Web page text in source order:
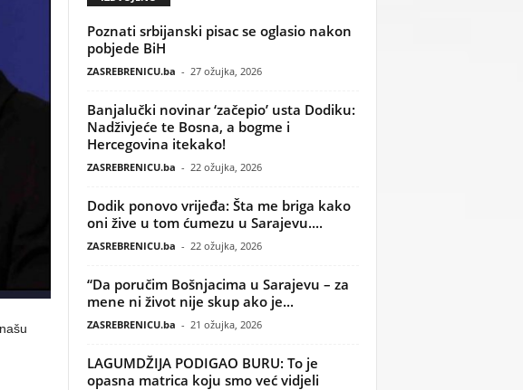
Poznati srbijanski pisac se oglasio nakon
pobjede BiH
ZASREBRENICU.ba - 27 ožujka, 2026
Banjalučki novinar ‘začepio’ usta Dodiku:
Nadživjeće te Bosna, a bogme i
Hercegovina itekako!
ZASREBRENICU.ba - 22 ožujka, 2026
Dodik ponovo vrijeđa: Šta me briga kako
oni žive u tom ćumezu u Sarajevu....
ZASREBRENICU.ba - 22 ožujka, 2026
“Da poručim Bošnjacima u Sarajevu – za
mene ni život nije skup ako je...
ZASREBRENICU.ba - 21 ožujka, 2026
LAGUMDŽIJA PODIGAO BURU: To je
opasna matrica koju smo već vidjeli